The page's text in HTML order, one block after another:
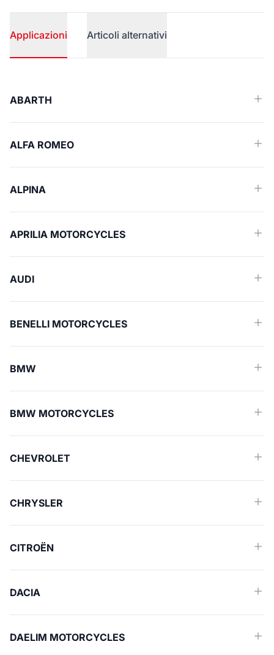
Applicazioni Articoli alternativi
ABARTH
ALFA ROMEO
ALPINA
APRILIA MOTORCYCLES
AUDI
BENELLI MOTORCYCLES
BMW
BMW MOTORCYCLES
CHEVROLET
CHRYSLER
CITROËN
DACIA
DAELIM MOTORCYCLES